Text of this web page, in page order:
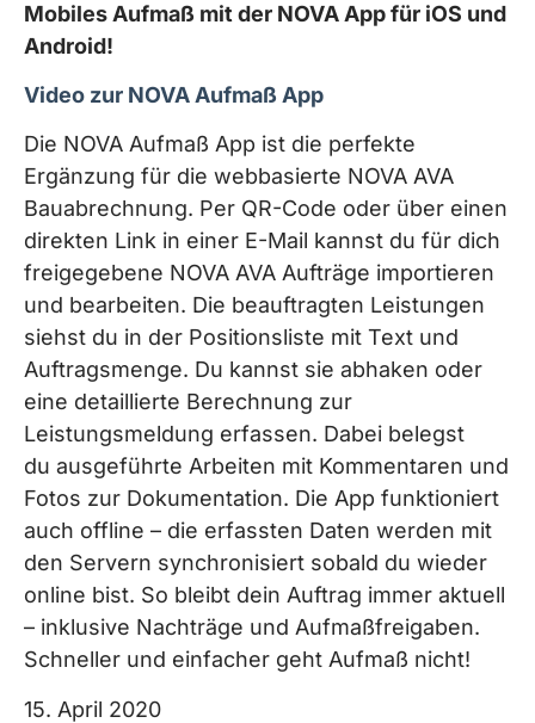
Mobiles Aufmaß mit der NOVA App für iOS und
Android!
Video zur NOVA Aufmaß App
Die NOVA Aufmaß App ist die perfekte
Ergänzung für die webbasierte NOVA AVA
Bauabrechnung. Per QR-Code oder über einen
direkten Link in einer E-Mail kannst du für dich
freigegebene NOVA AVA Aufträge importieren
und bearbeiten. Die beauftragten Leistungen
siehst du in der Positionsliste mit Text und
Auftragsmenge. Du kannst sie abhaken oder
eine detaillierte Berechnung zur
Leistungsmeldung erfassen. Dabei belegst
du ausgeführte Arbeiten mit Kommentaren und
Fotos zur Dokumentation. Die App funktioniert
auch offline – die erfassten Daten werden mit
den Servern synchronisiert sobald du wieder
online bist. So bleibt dein Auftrag immer aktuell
– inklusive Nachträge und Aufmaßfreigaben.
Schneller und einfacher geht Aufmaß nicht!
15. April 2020